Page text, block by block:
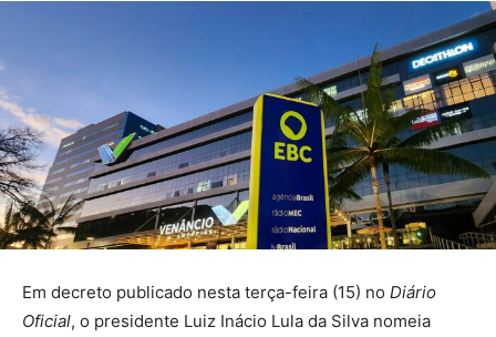
Em decreto publicado nesta terça-feira (15) no Diário
Oficial, o presidente Luiz Inácio Lula da Silva nomeia